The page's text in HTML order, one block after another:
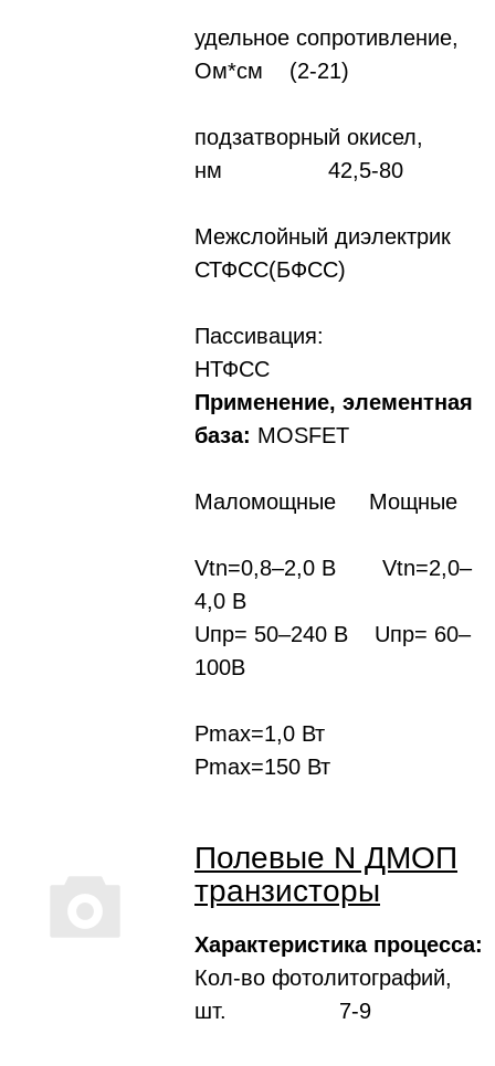
удельное сопротивление,
Ом*см (2-21)
подзатворный окисел,
нм 42,5-80
Межслойный диэлектрик
СТФСС(БФСС)
НТФСС
Применение, элементная
база: MOSFET
Маломощные Мощные
Vtn=0,8–2,0 В Vtn=2,0–
4,0 В
Uпр= 50–240 В Uпр= 60–
100В
Pmax=1,0 Вт
Pmax=150 Вт
Полевые N ДМОП
транзисторы
Характеристика процесса:
Кол-во фотолитографий,
шт. 7-9